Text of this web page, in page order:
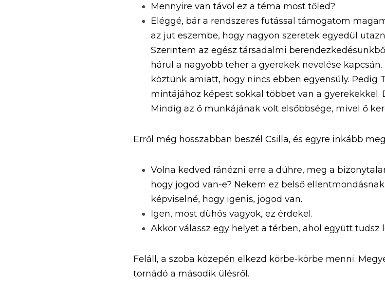
Mennyire van távol ez a téma most tőled?
Eléggé, bár a rendszeres futással támogatom
az jut eszembe, hogy nagyon szeretek egyedül
Szerintem az egész társadalmi
hárul a nagyobb teher a gyerekek nevelése
köztünk amiatt, hogy nincs ebben egyensúly. Pedig
mintájához képest sokkal többet van a gyerekekkel.
Mindig az ő munkájának volt elsőbbsége, mivel ő
Erről még hosszabban beszél Csilla, és egyre inkább
Volna kedved ránézni erre a dühre, meg a
hogy jogod van-e? Nekem ez belső
képviselné, hogy igenis, jogod van.
Igen, most dühös vagyok, ez érdekel.
Akkor válassz egy helyet a térben, ahol együtt tudsz
Feláll, a szoba közepén elkezd körbe-körbe menni.
tornádó a második ülésről.